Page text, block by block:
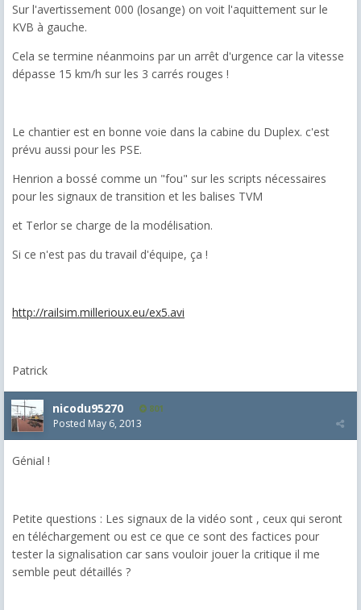
Sur l'avertissement 000 (losange) on voit l'aquittement sur le
KVB à gauche.
Cela se termine néanmoins par un arrêt d'urgence car la vitesse
dépasse 15 km/h sur les 3 carrés rouges !
Le chantier est en bonne voie dans la cabine du Duplex. c'est
prévu aussi pour les PSE.
Henrion a bossé comme un "fou" sur les scripts nécessaires
pour les signaux de transition et les balises TVM
et Terlor se charge de la modélisation.
Si ce n'est pas du travail d'équipe, ça !
http://railsim.millerioux.eu/ex5.avi
Patrick
nicodu95270 801
Posted May 6, 2013
Génial !
Petite questions : Les signaux de la vidéo sont , ceux qui seront
en téléchargement ou est ce que ce sont des factices pour
tester la signalisation car sans vouloir jouer la critique il me
semble peut détaillés ?